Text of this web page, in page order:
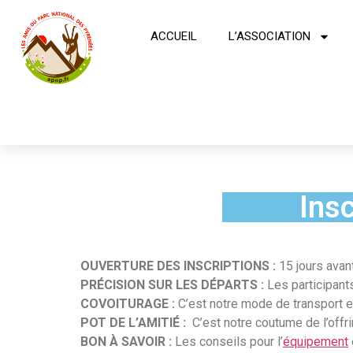
ACCUEIL L’ASSOCIATION
OUVERTURE DES INSCRIPTIONS : 15 jours
PRÉCISION SUR LES DÉPARTS : Les
COVOITURAGE : C’est notre mode de transport
POT DE L’AMITIÉ : C’est notre coutume de
BON À SAVOIR : Les conseils pour l’équipement